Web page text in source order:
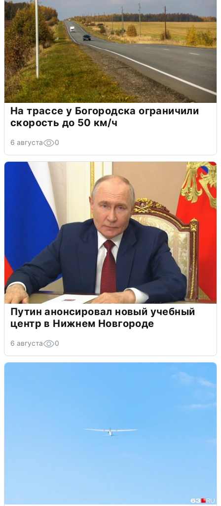
На трассе у Богородска ограничили
скорость до 50 км/ч
6 августа 0
Путин анонсировал новый учебный
центр в Нижнем Новгороде
6 августа 0